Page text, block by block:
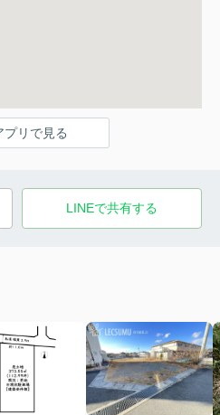
プリで見る
LINEで共有する